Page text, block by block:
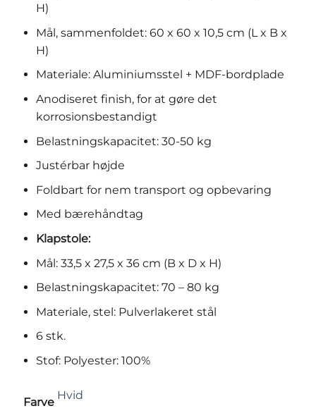
H)
Mål, sammenfoldet: 60 x 60 x 10,5 cm (L x B x
H)
Materiale: Aluminiumsstel + MDF-bordplade
Anodiseret finish, for at gøre det
korrosionsbestandigt
Belastningskapacitet: 30-50 kg
Justérbar højde
Foldbart for nem transport og opbevaring
Med bærehåndtag
Klapstole:
Mål: 33,5 x 27,5 x 36 cm (B x D x H)
Belastningskapacitet: 70 – 80 kg
Materiale, stel: Pulverlakeret stål
6 stk.
Stof: Polyester: 100%
Farve
Hvid